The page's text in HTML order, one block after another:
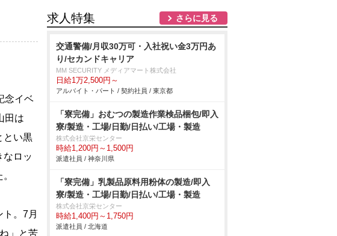
念イベ
田は
とい黒
なロッ
。7月
」と苦
求人特集 さらに見る
交通警備/月収30万可・入社祝い金3万円あ
り/セカンドキャリア
MM SECURITY メディアマート株式会社
日給1万2,500円～
アルバイト・パート / 契約社員 / 東京都
「寮完備」おむつの製造作業検品梱包/即入
寮/製造・工場/日勤/日払い/工場・製造
株式会社京栄センター
時給1,200円～1,500円
派遣社員 / 神奈川県
「寮完備」乳製品原料用粉体の製造/即入
寮/製造・工場/日勤/日払い/工場・製造
株式会社京栄センター
時給1,400円～1,750円
派遣社員 / 北海道